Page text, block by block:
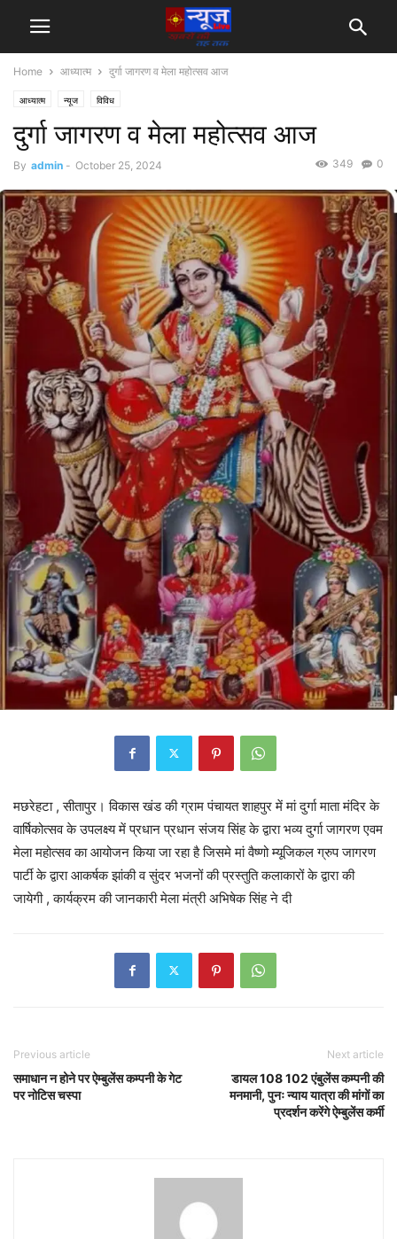
Home आध्यात्म दुर्गा जागरण व मेला महोत्सव आज
आध्यात्म न्यूज विविध
दुर्गा जागरण व मेला महोत्सव आज
By admin - October 25, 2024 0
349
मछरेहटा , सीतापुर। विकास खंड की ग्राम पंचायत शाहपुर में मां दुर्गा माता मंदिर के
वार्षिकोत्सव के उपलक्ष्य में प्रधान प्रधान संजय सिंह के द्वारा भव्य दुर्गा जागरण एवम
मेला महोत्सव का आयोजन किया जा रहा है जिसमे मां वैष्णो म्यूजिकल ग्रुप जागरण
पार्टी के द्वारा आकर्षक झांकी व सुंदर भजनों की प्रस्तुति कलाकारों के द्वारा की
जायेगी , कार्यक्रम की जानकारी मेला मंत्री अभिषेक सिंह ने दी
Previous article
समाधान न होने पर ऐम्बुलेंस कम्पनी के गेट
पर नोटिस चस्पा
Next article
डायल 108 102 एंबुलेंस कम्पनी की
मनमानी, पुनः न्याय यात्रा की मांगों का
प्रदर्शन करेंगे ऐम्बुलेंस कर्मी